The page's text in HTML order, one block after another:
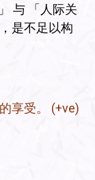
与 「人际关
是不足以构
享受。 (+ve)